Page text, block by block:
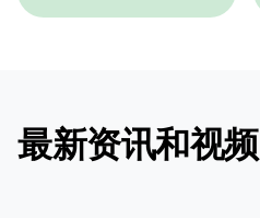
最新资讯和视频